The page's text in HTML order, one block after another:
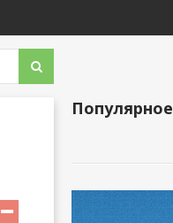
Популярное